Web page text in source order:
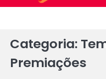
Categoria:
Premiações